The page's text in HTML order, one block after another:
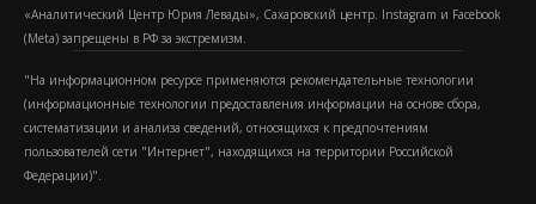
«Аналитический Центр Юрия Левады», Сахаровский центр. Instagram и Facebook
(Metа) запрещены в РФ за экстремизм.
"На информационном ресурсе применяются рекомендательные технологии
(информационные технологии предоставления информации на основе сбора,
систематизации и анализа сведений, относящихся к предпочтениям
пользователей сети "Интернет", находящихся на территории Российской
Федерации)".